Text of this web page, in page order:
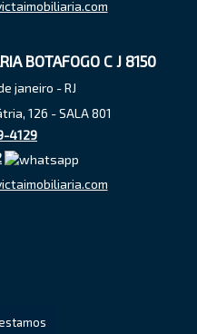
BOTAFOGO C J 8150
janeiro - RJ
126 - SALA 801
4129